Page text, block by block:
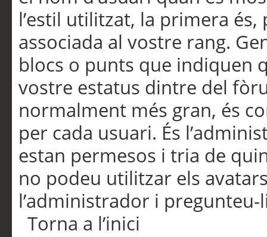
l’estil utilitzat, la primera
associada al vostre rang.
blocs o punts que indiquen
vostre estatus dintre del
normalment més gran, és
per cada usuari. És
estan permesos i tria de
no podeu utilitzar els
l’administrador i pregunteu-
Torna a l’inici